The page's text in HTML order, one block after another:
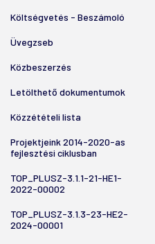
Költségvetés - Beszámoló
Üvegzseb
Közbeszerzés
Letölthető dokumentumok
Közzétételi lista
Projektjeink 2014-2020-as
fejlesztési ciklusban
TOP_PLUSZ-3.1.1-21-HE1-
2022-00002
TOP_PLUSZ-3.1.3-23-HE2-
2024-00001